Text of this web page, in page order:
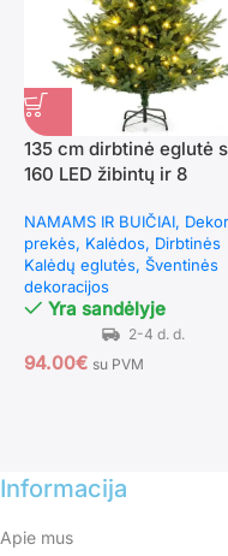
135 cm dirbtinė eglutė
160 LED žibintų ir 8
NAMAMS IR BUIČIAI
prekės Kalėdos Dirbtinės
Kalėdų eglutės Šventinės
dekoracijos
Yra sandėlyje
94.00€ su PVM
Informacija
Apie mus